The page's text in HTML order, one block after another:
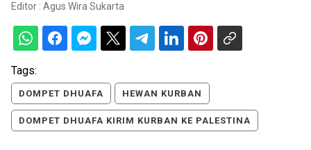
Editor : Agus Wira Sukarta
Tags:
DOMPET DHUAFA HEWAN KURBAN
DOMPET DHUAFA KIRIM KURBAN KE PALESTINA